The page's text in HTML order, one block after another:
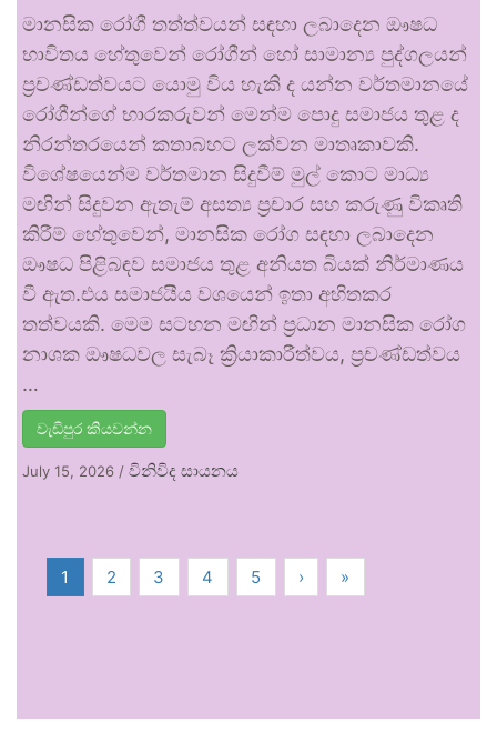
මානසික රෝගී තත්ත්වයන් සඳහා ලබාදෙන ඖෂධ
භාවිතය හේතුවෙන් රෝගීන් හෝ සාමාන්‍ය පුද්ගලයන්
ප්‍රචණ්ඩත්වයට යොමු විය හැකි ද යන්න වර්තමානයේ
රෝගීන්ගේ භාරකරුවන් මෙන්ම පොදු සමාජය තුළ ද
නිරන්තරයෙන් කතාබහට ලක්වන මාතෘකාවකි.
විශේෂයෙන්ම වර්තමාන සිදුවීම් මුල් කොට මාධ්‍ය
මඟින් සිදුවන ඇතැම් අසත්‍ය ප්‍රචාර සහ කරුණු විකෘති
කිරීම් හේතුවෙන්, මානසික රෝග සඳහා ලබාදෙන
ඖෂධ පිළිබඳව සමාජය තුළ අනියත බියක් නිර්මාණය
වී ඇත.එය සමාජයීය වශයෙන් ඉතා අහිතකර
තත්වයකි. මෙම සටහන මඟින් ප්‍රධාන මානසික රෝග
නාශක ඖෂධවල සැබෑ ක්‍රියාකාරීත්වය, ප්‍රචණ්ඩත්වය
…
වැඩිපුර කියවන්න
July 15, 2026 / විනිවිද සායනය
1 2 3 4 5 › »